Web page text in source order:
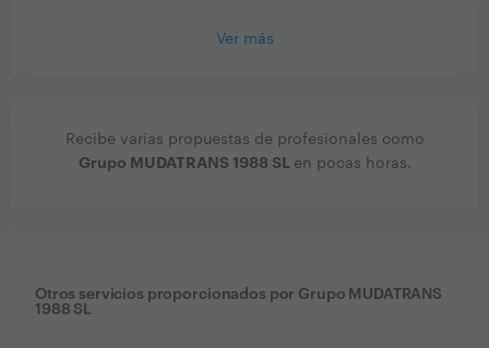
Ver más
Recibe varias propuestas de profesionales como
Grupo MUDATRANS 1988 SL en pocas horas.
Otros servicios proporcionados por Grupo MUDATRANS
1988 SL